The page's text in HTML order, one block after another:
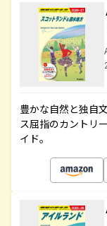
豊かな自然と独自
ス屈指のカントリ
イド。